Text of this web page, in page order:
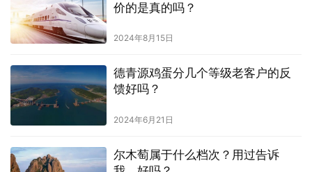
价的是真的吗？
2024年8月15日
德青源鸡蛋分几个等级老客户的反
馈好吗？
2024年6月21日
尔木萄属于什么档次？用过告诉